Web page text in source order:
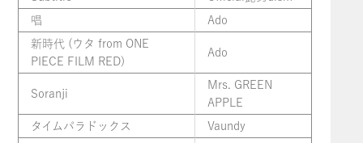
唱 Ado
新時代 (ウタ from ONE
PIECE FILM RED)
Ado
Soranji
Mrs. GREEN
APPLE
タイムパラドックス Vaundy